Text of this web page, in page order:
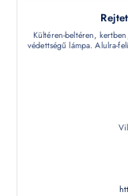
Kültéren-beltéren,
védettségű lámpa. Alulra-